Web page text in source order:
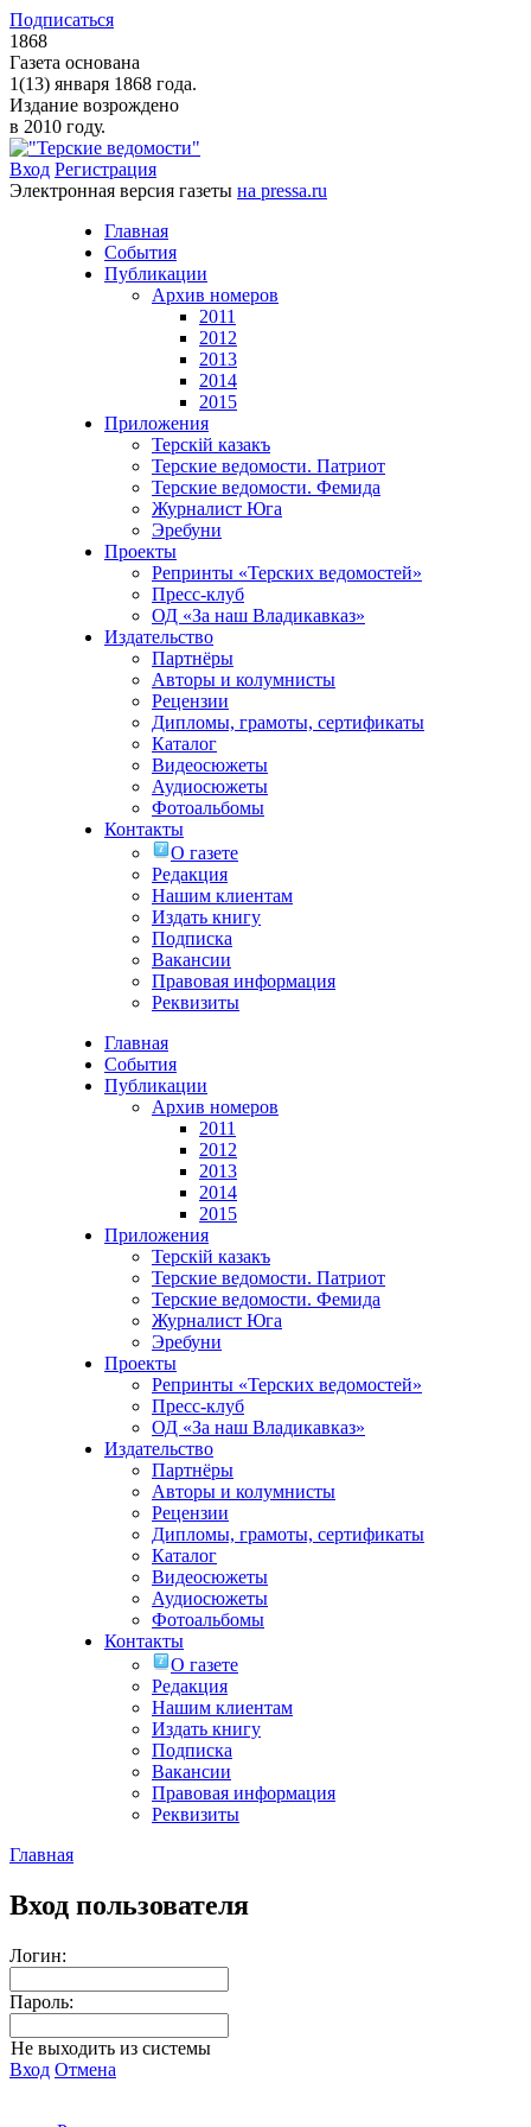
Подписаться
1868
Газета основана
1(13) января 1868 года.
Издание возрождено
в 2010 году.
Вход Регистрация
Электронная версия газеты на pressa.ru
Главная
События
Публикации
Архив номеров
2011
2012
2013
2014
2015
Приложения
Терскiй казакъ
Терские ведомости. Патриот
Терские ведомости. Фемида
Журналист Юга
Эребуни
Проекты
Репринты «Терских ведомостей»
Пресс-клуб
ОД «За наш Владикавказ»
Издательство
Партнёры
Авторы и колумнисты
Рецензии
Дипломы, грамоты, сертификаты
Каталог
Видеосюжеты
Аудиосюжеты
Фотоальбомы
Контакты
О газете
Редакция
Нашим клиентам
Издать книгу
Подписка
Вакансии
Правовая информация
Реквизиты
Главная
События
Публикации
Архив номеров
2011
2012
2013
2014
2015
Приложения
Терскiй казакъ
Терские ведомости. Патриот
Терские ведомости. Фемида
Журналист Юга
Эребуни
Проекты
Репринты «Терских ведомостей»
Пресс-клуб
ОД «За наш Владикавказ»
Издательство
Партнёры
Авторы и колумнисты
Рецензии
Дипломы, грамоты, сертификаты
Каталог
Видеосюжеты
Аудиосюжеты
Фотоальбомы
Контакты
О газете
Редакция
Нашим клиентам
Издать книгу
Подписка
Вакансии
Правовая информация
Реквизиты
Главная
Вход пользователя
Логин:
Пароль:
Не выходить из системы
Вход Отмена